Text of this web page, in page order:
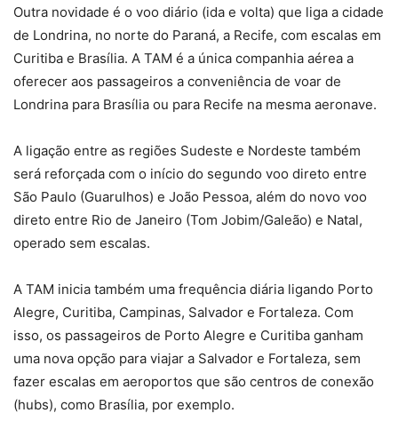
Outra novidade é o voo diário (ida e volta) que liga a cidade
de Londrina, no norte do Paraná, a Recife, com escalas em
Curitiba e Brasília. A TAM é a única companhia aérea a
oferecer aos passageiros a conveniência de voar de
Londrina para Brasília ou para Recife na mesma aeronave.
A ligação entre as regiões Sudeste e Nordeste também
será reforçada com o início do segundo voo direto entre
São Paulo (Guarulhos) e João Pessoa, além do novo voo
direto entre Rio de Janeiro (Tom Jobim/Galeão) e Natal,
operado sem escalas.
A TAM inicia também uma frequência diária ligando Porto
Alegre, Curitiba, Campinas, Salvador e Fortaleza. Com
isso, os passageiros de Porto Alegre e Curitiba ganham
uma nova opção para viajar a Salvador e Fortaleza, sem
fazer escalas em aeroportos que são centros de conexão
(hubs), como Brasília, por exemplo.